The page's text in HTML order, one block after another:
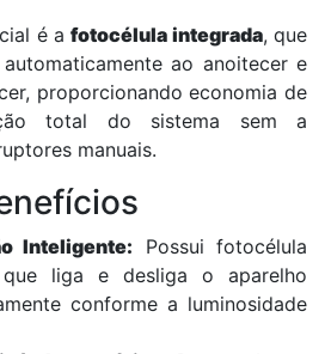
é afotocélula integrada, que
ao anoitecer e
proporcionando economia de
total do sistema sem a
manuais.
Inteligente: Possui fotocélula
que liga e desliga o aparelho
conforme a luminosidade